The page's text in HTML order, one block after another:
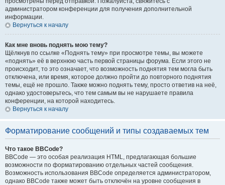
администратором конференции для получения дополнительной
информации.
Вернуться к началу
Как мне вновь поднять мою тему?
Щёлкнув по ссылке «Поднять тему» при просмотре темы, вы можете
«поднять» её в верхнюю часть первой страницы форума. Если этого не
происходит, то это означает, что возможность поднятия тем могла быть
отключена, или время, которое должно пройти до повторного поднятия
темы, ещё не прошло. Также можно поднять тему, просто ответив на неё,
однако удостоверьтесь, что тем самым вы не нарушаете правила
конференции, на которой находитесь.
Вернуться к началу
Форматирование сообщений и типы создаваемых тем
Что такое BBCode?
BBCode — это особая реализация HTML, предлагающая большие
возможности по форматированию отдельных частей сообщения.
Возможность использования BBCode определяется администратором,
однако BBCode также может быть отключён на уровне сообщения в